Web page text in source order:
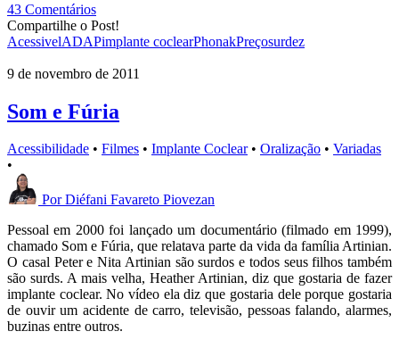
43 Comentários
Compartilhe o Post!
AcessivelADAPimplante coclearPhonakPreçosurdez
9 de novembro de 2011
Som e Fúria
Acessibilidade • Filmes • Implante Coclear • Oralização • Variadas
•
Por Diéfani Favareto Piovezan
Pessoal em 2000 foi lançado um documentário (filmado em 1999),
chamado Som e Fúria, que relatava parte da vida da família Artinian.
O casal Peter e Nita Artinian são surdos e todos seus filhos também
são surds. A mais velha, Heather Artinian, diz que gostaria de fazer
implante coclear. No vídeo ela diz que gostaria dele porque gostaria
de ouvir um acidente de carro, televisão, pessoas falando, alarmes,
buzinas entre outros.